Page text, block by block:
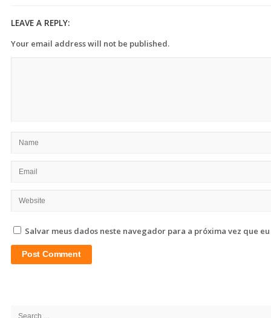
LEAVE A REPLY:
Your email address will not be published.
Salvar meus dados neste navegador para a próxima vez que
Search